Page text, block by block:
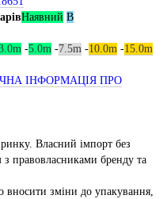
Наявний В
-5.0m -7.5m -10.0m -15.0m
ІНФОРМАЦІЯ ПРО
Власний імпорт без
правовласниками бренду та
зміни до упакування,